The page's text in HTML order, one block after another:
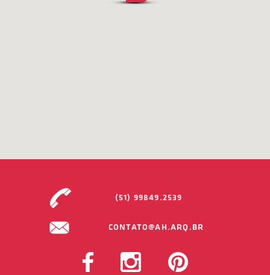
(51) 99849.2539
CONTATO@AH.ARQ.BR
FACEBOOK INSTAGRAM